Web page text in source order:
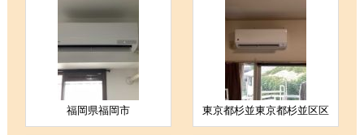
商品選定がしやすかった
工事に安心感を感じた
福岡県福岡市 東京都杉並東京都杉並区区